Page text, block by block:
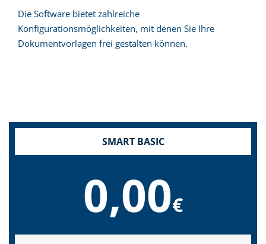
Die Software bietet zahlreiche
Konfigurationsmöglichkeiten, mit denen Sie Ihre
Dokumentvorlagen frei gestalten können.
SMART BASIC
0,00€